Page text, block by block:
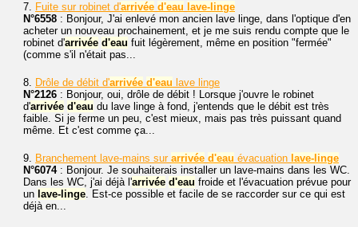
7. Fuite sur robinet d'arrivée d'eau lave-linge
N°6558 : Bonjour, J'ai enlevé mon ancien lave linge, dans l'optique d'en
acheter un nouveau prochainement, et je me suis rendu compte que le
robinet d'arrivée d'eau fuit légèrement, même en position "fermée"
(comme s'il n'était pas...
8. Drôle de débit d'arrivée d'eau lave linge
N°2126 : Bonjour, oui, drôle de débit ! Lorsque j'ouvre le robinet
d'arrivée d'eau du lave linge à fond, j'entends que le débit est très
faible. Si je ferme un peu, c'est mieux, mais pas très puissant quand
même. Et c'est comme ça...
9. Branchement lave-mains sur arrivée d'eau évacuation lave-linge
N°6074: Bonjour. Je souhaiterais installer un lave-mains dans les WC.
Dans les WC, j'ai déjà l'arrivée d'eau froide et l'évacuation prévue pour
un lave-linge. Est-ce possible et facile de se raccorder sur ce qui est
déjà en...